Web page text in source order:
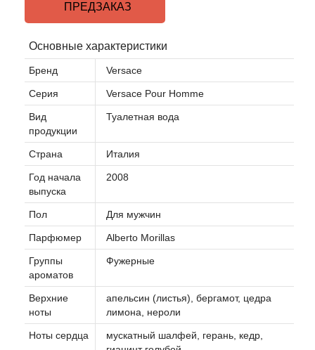
ПРЕДЗАКАЗ
Основные характеристики
Бренд Versace
Серия Versace Pour Homme
Вид
продукции
Туалетная вода
Страна Италия
Год начала
выпуска
2008
Пол Для мужчин
Парфюмер Alberto Morillas
Группы
ароматов
Фужерные
Верхние
ноты
апельсин (листья), бергамот, цедра
лимона, нероли
Ноты сердца
мускатный шалфей, герань, кедр,
Acqua di Sardegna
Adidas
Aedes de Venustas
Aerin Lauder
Affinessence
Afnan
Agatha Ruiz de la Prada
Agent Provocateur
Agonist
Aigner